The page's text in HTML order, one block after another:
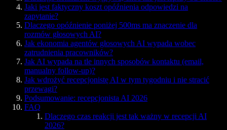
Jaki jest faktyczny koszt opóźnienia odpowiedzi na
zapytanie?
Dlaczego opóźnienie poniżej 500ms ma znaczenie dla
rozmów głosowych AI?
Jak ekonomia agentów głosowych AI wypada wobec
zatrudnienia pracowników?
Jak AI wypada na tle innych sposobów kontaktu (email,
manualny follow-up)?
Jak wdrożyć recepcjonistę AI w tym tygodniu i nie stracić
przewagi?
Podsumowanie: recepcjonista AI 2026
FAQ
Dlaczego czas reakcji jest tak ważny w recepcji AI
2026?